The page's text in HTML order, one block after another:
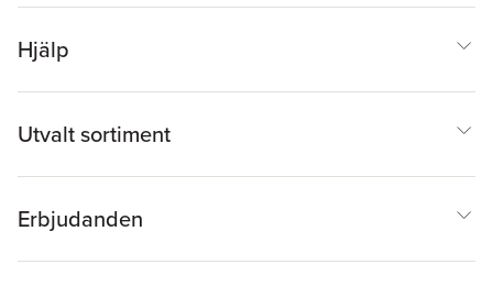
Hjälp
Utvalt sortiment
Erbjudanden